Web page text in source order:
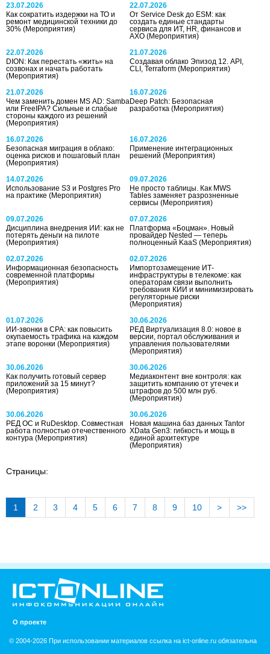
23.07.2026
Как сократить издержки на ТО и
ремонт медицинской техники до
30% (Мероприятия)
22.07.2026
От Service Desk до ESM: как
создать единые стандарты
сервиса для ИТ, HR, финансов и
АХО(Мероприятия)
22.07.2026
DION: Как перестать «жить» на
созвонах и начать работать
(Мероприятия)
21.07.2026
Создавая облако Эпизод 12. API,
CLI, Terraform(Мероприятия)
21.07.2026
Чем заменить домен MS AD: Samba
или FreeIPA? Сильные и слабые
стороны каждого из решений
(Мероприятия)
16.07.2026
Deep Patch: Безопасная
разработка(Мероприятия)
16.07.2026
Безопасная миграция в облако:
оценка рисков и пошаговый план
(Мероприятия)
16.07.2026
Применение интеграционных
решений(Мероприятия)
14.07.2026
Использование S3 и Postgres Pro
на практике (Мероприятия)
09.07.2026
Не просто таблицы. Как MWS
Tables заменяет разрозненные
сервисы(Мероприятия)
09.07.2026
Дисциплина внедрения ИИ: как не
потерять деньги на пилоте
(Мероприятия)
07.07.2026
Платформа «Боцман». Новый
провайдер Nested — теперь
полноценный KaaS(Мероприятия)
02.07.2026
Информационная безопасность
современной платформы
(Мероприятия)
02.07.2026
Импортозамещение ИТ-
инфраструктуры в телекоме: как
операторам связи выполнить
требования КИИ и минимизировать
регуляторные риски
(Мероприятия)
01.07.2026
ИИ-звонки в СРА: как повысить
окупаемость трафика на каждом
этапе воронки (Мероприятия)
30.06.2026
РЕД Виртуализация 8.0: новое в
версии, портал обслуживания и
управления пользователями
(Мероприятия)
30.06.2026
Как получить готовый сервер
приложений за 15 минут?
(Мероприятия)
30.06.2026
Медиаконтент вне контроля: как
защитить компанию от утечек и
штрафов до 500 млн руб.
(Мероприятия)
30.06.2026
РЕД ОС и RuDesktop. Совместная
работа полностью отечественного
контура (Мероприятия)
30.06.2026
Новая машина баз данных Tantor
XData Gen3: гибкость и мощь в
единой архитектуре
(Мероприятия)
Страницы:
1 2 3 4 5 6 7 8 9 10 > >>
О проекте
© 2004-2026 При использовании материалов ссылка на ict-online.ru обязательна